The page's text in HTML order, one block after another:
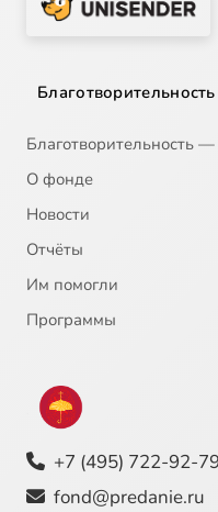
Благотворительность
Благотворительность
О фонде
Новости
Отчёты
Им помогли
Программы
+7 (495) 722-92-79
fond@predanie.ru